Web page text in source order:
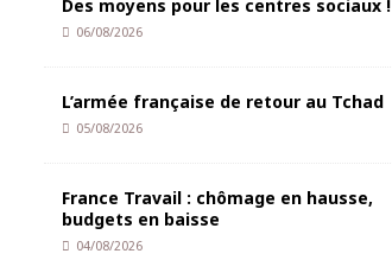
Des moyens pour les centres sociaux !
06/08/2026
L’armée française de retour au Tchad
05/08/2026
France Travail : chômage en hausse,
budgets en baisse
04/08/2026